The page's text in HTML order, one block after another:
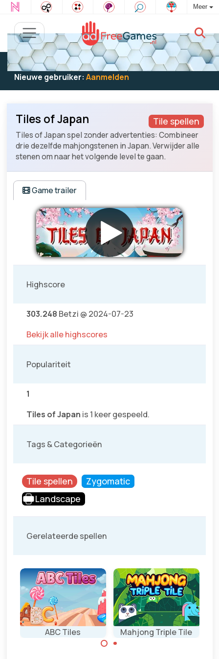
Meer
Bestaande gebruiker: Log in
om te spelen
Nieuwe gebruiker: Aanmelden
Tile spellen
Tiles of Japan
Tiles of Japan spel zonder advertenties: Combineer
drie dezelfde mahjongstenen in Japan. Verwijder alle
stenen om naar het volgende level te gaan.
Game trailer
Highscore
303.248 Betzi @ 2024-07-23
Bekijk alle highscores
Populariteit
1
Tiles of Japan is 1 keer gespeeld.
Tags & Categorieën
Tile spellen
Zygomatic
Landscape
Gerelateerde spellen
ABC Tiles Mahjong Triple Tile